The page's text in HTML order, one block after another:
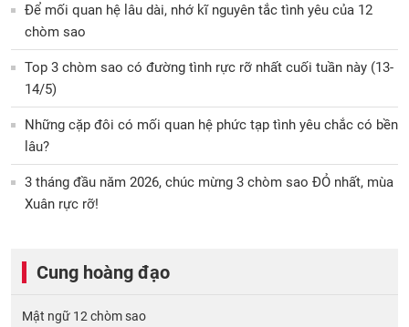
Để mối quan hệ lâu dài, nhớ kĩ nguyên tắc tình yêu của 12
chòm sao
Top 3 chòm sao có đường tình rực rỡ nhất cuối tuần này (13-
14/5)
Những cặp đôi có mối quan hệ phức tạp tình yêu chắc có bền
lâu?
3 tháng đầu năm 2026, chúc mừng 3 chòm sao ĐỎ nhất, mùa
Xuân rực rỡ!
Cung hoàng đạo
Mật ngữ 12 chòm sao